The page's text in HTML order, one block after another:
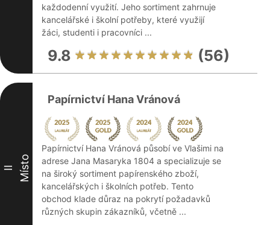
každodenní využití. Jeho sortiment zahrnuje
kancelářské i školní potřeby, které využijí
žáci, studenti i pracovníci ...
9.8 (56)
II Místo
Papírnictví Hana Vránová
Papírnictví Hana Vránová působí ve Vlašimi na
adrese Jana Masaryka 1804 a specializuje se
na široký sortiment papírenského zboží,
kancelářských i školních potřeb. Tento
obchod klade důraz na pokrytí požadavků
různých skupin zákazníků, včetně ...